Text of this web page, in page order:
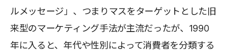
ルメッセージ」、つまりマスをターゲットとした旧
来型のマーケティング手法が主流だったが、1990
年に入ると、年代や性別によって消費者を分類する